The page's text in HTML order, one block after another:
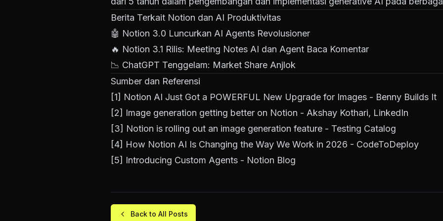
Berita Terkait Notion dan AI Produktivitas
🤖 Notion 3.0 Luncurkan AI Agents Revolusioner
🔥 Notion 3.1 Rilis: Meeting Notes AI dan Agent Baca Komentar
📉 ChatGPT Tenggelam: Market Share Anjlok
Sumber dan Referensi
[1] Notion AI Just Got a POWERFUL New Upgrade for Images - Benny Builds It
[2] Image generation getting better on Notion - Akshay Kothari, LinkedIn
[3] Notion is rolling out an image generation feature - Testing Catalog
[4] How Notion AI Is Changing the Way We Work in 2026 - CodeToDeploy
[5] Introducing Custom Agents - Notion Blog
Back to All Posts